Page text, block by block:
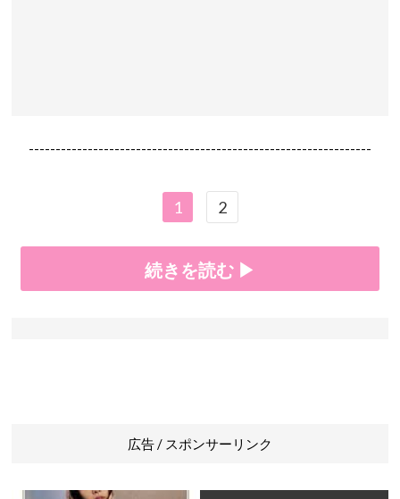
----------------------------------------------------------------
1 2
続きを読む ▶
広告 / スポンサーリンク